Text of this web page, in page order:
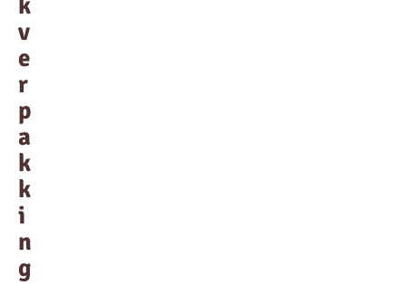
v
e
r
p
a
k
k
i
n
g